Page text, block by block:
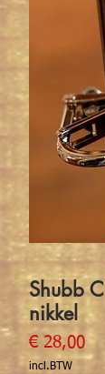
Shubb
nikkel
€ 28,00
incl.BTW